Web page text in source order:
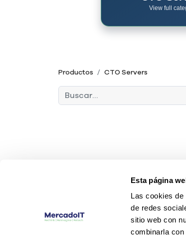
Esta página
Las cookies
de redes
sitio web con
combinarla
View full
Productos CTO Servers